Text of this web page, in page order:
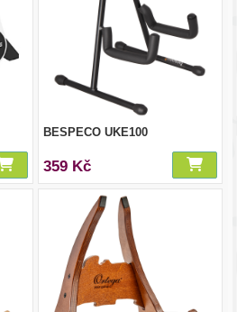
BESPECO UKE100
359 Kč